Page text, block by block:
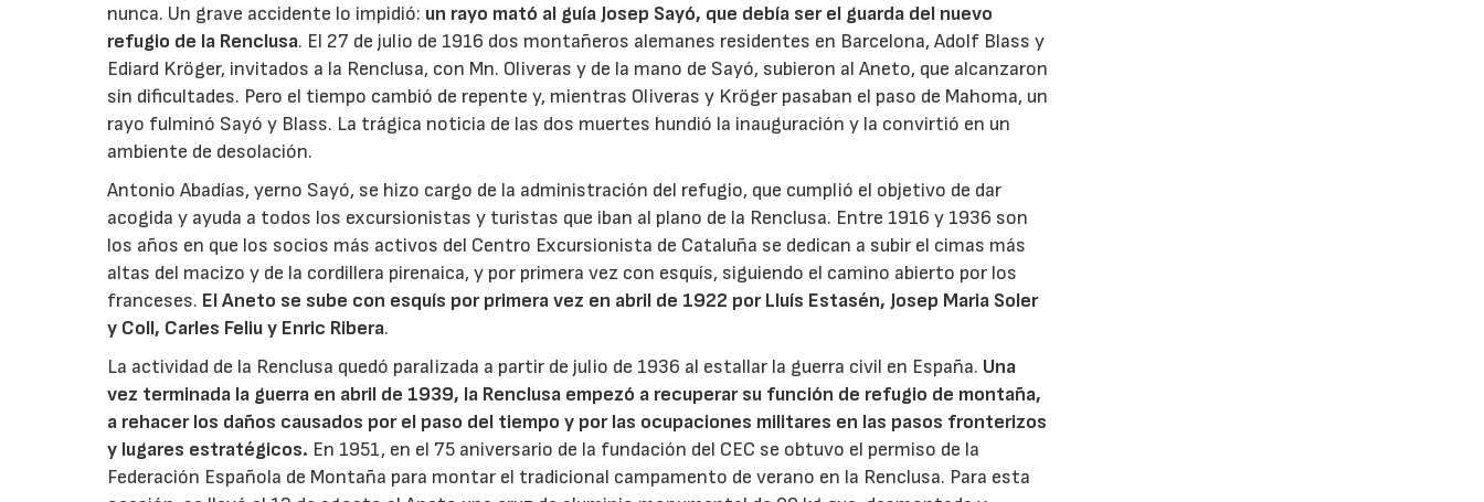
nunca. Un grave accidente lo impidió: un rayo mató al guía Josep Sayó, que debía ser el guarda del nuevo
refugio de la Renclusa. El 27 de julio de 1916 dos montañeros alemanes residentes en Barcelona, ​​Adolf Blass y
Ediard Kröger, invitados a la Renclusa, con Mn. Oliveras y de la mano de Sayó, subieron al Aneto, que alcanzaron
sin dificultades. Pero el tiempo cambió de repente y, mientras Oliveras y Kröger pasaban el paso de Mahoma, un
rayo fulminó Sayó y Blass. La trágica noticia de las dos muertes hundió la inauguración y la convirtió en un
ambiente de desolación.
Antonio Abadías, yerno Sayó, se hizo cargo de la administración del refugio, que cumplió el objetivo de dar
acogida y ayuda a todos los excursionistas y turistas que iban al plano de la Renclusa. Entre 1916 y 1936 son
los años en que los socios más activos del Centro Excursionista de Cataluña se dedican a subir el cimas más
altas del macizo y de la cordillera pirenaica, y por primera vez con esquís, siguiendo el camino abierto por los
franceses. El Aneto se sube con esquís por primera vez en abril de 1922 por Lluís Estasén, Josep Maria Soler
y Coll, Carles Feliu y Enric Ribera.
La actividad de la Renclusa quedó paralizada a partir de julio de 1936 al estallar la guerra civil en España. Una
vez terminada la guerra en abril de 1939, la Renclusa empezó a recuperar su función de refugio de montaña,
a rehacer los daños causados ​​por el paso del tiempo y por las ocupaciones militares en las pasos fronterizos
y lugares estratégicos. En 1951, en el 75 aniversario de la fundación del CEC se obtuvo el permiso de la
Federación Española de Montaña para montar el tradicional campamento de verano en la Renclusa. Para esta